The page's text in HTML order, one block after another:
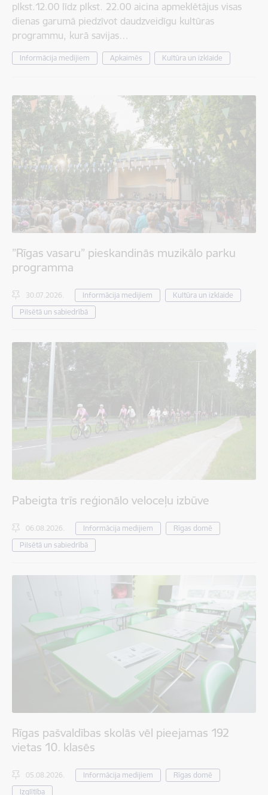
plkst.12.00 līdz plkst. 22.00 aicina apmeklētājus visas
dienas garumā piedzīvot daudzveidīgu kultūras
programmu, kurā savijas…
Informācija medijiem Apkaimēs Kultūra un izklaide
”Rīgas vasaru” pieskandinās muzikālo parku
programma
30.07.2026. Informācija medijiem
Kultūra un izklaide
Pilsētā un sabiedrībā
Pabeigta trīs reģionālo veloceļu izbūve
06.08.2026. Informācija medijiem
Rīgas domē
Pilsētā un sabiedrībā
Rīgas pašvaldības skolās vēl pieejamas 192
vietas 10. klasēs
05.08.2026. Informācija medijiem
Rīgas domē
Izglītība